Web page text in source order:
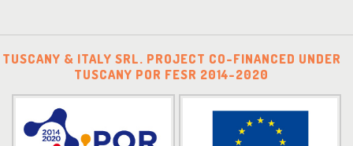
TUSCANY & ITALY SRL. PROJECT CO-FINANCED UNDER
TUSCANY POR FESR 2014-2020